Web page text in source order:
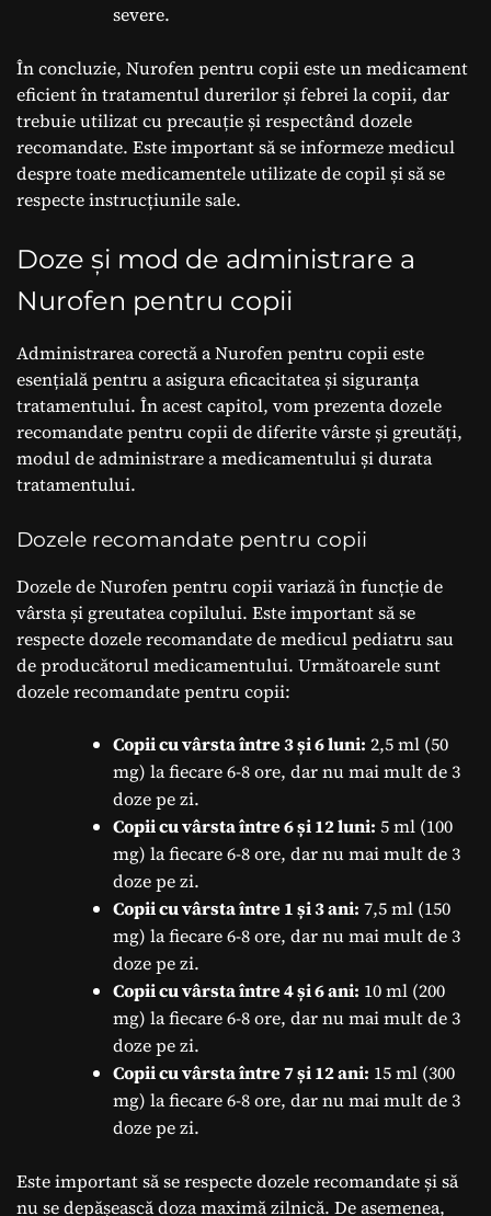
severe.
În concluzie, Nurofen pentru copii este un medicament
eficient în tratamentul durerilor și febrei la copii, dar
trebuie utilizat cu precauție și respectând dozele
recomandate. Este important să se informeze medicul
despre toate medicamentele utilizate de copil și să se
respecte instrucțiunile sale.
Doze și mod de administrare a
Nurofen pentru copii
Administrarea corectă a Nurofen pentru copii este
esențială pentru a asigura eficacitatea și siguranța
tratamentului. În acest capitol, vom prezenta dozele
recomandate pentru copii de diferite vârste și greutăți,
modul de administrare a medicamentului și durata
tratamentului.
Dozele recomandate pentru copii
Dozele de Nurofen pentru copii variază în funcție de
vârsta și greutatea copilului. Este important să se
respecte dozele recomandate de medicul pediatru sau
de producătorul medicamentului. Următoarele sunt
dozele recomandate pentru copii:
Copii cu vârsta între 3 și 6 luni: 2,5 ml (50
mg) la fiecare 6-8 ore, dar nu mai mult de 3
doze pe zi.
Copii cu vârsta între 6 și 12 luni: 5 ml (100
mg) la fiecare 6-8 ore, dar nu mai mult de 3
doze pe zi.
Copii cu vârsta între 1 și 3 ani: 7,5 ml (150
mg) la fiecare 6-8 ore, dar nu mai mult de 3
doze pe zi.
Copii cu vârsta între 4 și 6 ani: 10 ml (200
mg) la fiecare 6-8 ore, dar nu mai mult de 3
doze pe zi.
Copii cu vârsta între 7 și 12 ani: 15 ml (300
mg) la fiecare 6-8 ore, dar nu mai mult de 3
doze pe zi.
Este important să se respecte dozele recomandate și să
nu se depășească doza maximă zilnică. De asemenea,